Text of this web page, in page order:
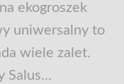
ekogroszek
uniwersalny to
wiele zalet.
Salus...